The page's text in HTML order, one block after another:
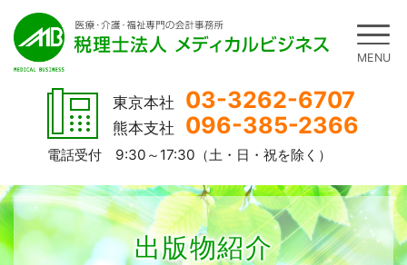
東京本社 03-3262-6707
熊本支社 096-385-2366
電話受付 9:30～17:30（土・日・祝を除く）
出版物紹介